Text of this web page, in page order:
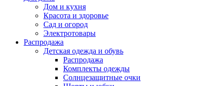
Дом и кухня
Красота и здоровье
Сад и огород
Электротовары
Распродажа
Детская одежда и обувь
Распродажа
Комплекты одежды
Солнцезащитные очки